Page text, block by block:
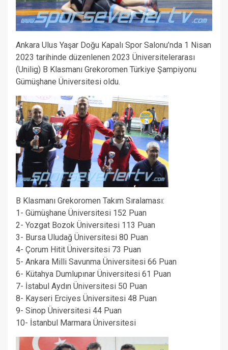
Ankara Ulus Yaşar Doğu Kapalı Spor Salonu’nda 1 Nisan
2023 tarihinde düzenlenen 2023 Üniversitelerarası
(Unilig) B Klasmanı Grekoromen Türkiye Şampiyonu
Gümüşhane Üniversitesi oldu.
B Klasmanı Grekoromen Takım Sıralaması:
1- Gümüşhane Üniversitesi 152 Puan
2- Yozgat Bozok Üniversitesi 113 Puan
3- Bursa Uludağ Üniversitesi 80 Puan
4- Çorum Hitit Üniversitesi 73 Puan
5- Ankara Milli Savunma Üniversitesi 66 Puan
6- Kütahya Dumlupınar Üniversitesi 61 Puan
7- İstabul Aydın Üniversitesi 50 Puan
8- Kayseri Erciyes Üniversitesi 48 Puan
9- Sinop Üniversitesi 44 Puan
10- İstanbul Marmara Üniversitesi